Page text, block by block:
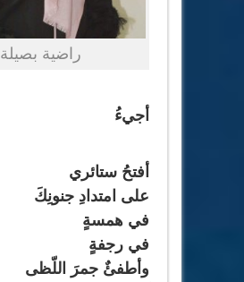
راضية بصيلة
أجيءُ
أفتحُ ستائري
على امتدادِ جنونِكَ
في همسةٍ
في رجفةٍ
وأطفئٌ جمرَ اللّظى